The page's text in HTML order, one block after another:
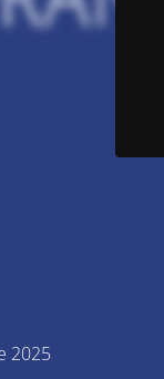
2025